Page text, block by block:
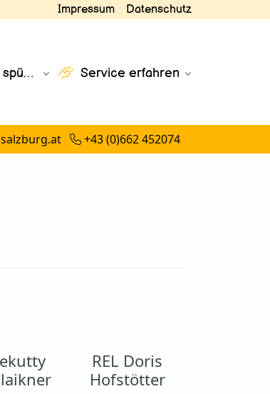
Impressum Datenschutz
Service erfahren
+43 (0)662 452074
REL Doris
Hofstötter